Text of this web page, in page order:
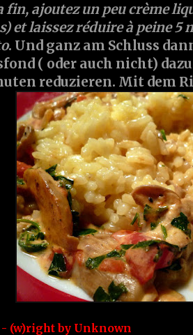
fin, ajoutez un peu crème
et laissez réduire à peine 5
. Und ganz am Schluss
( oder auch nicht)
reduzieren. Mit dem
- (w)right by Unknown